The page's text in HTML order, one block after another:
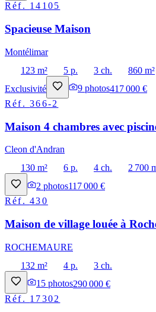
Réf. 14105
Spacieuse Maison
Montélimar
123 m²
5 p. 3 ch.
860 m²
Exclusivité
9 photos417 000 €
Réf.366-2
Maison 4 chambres avec
Cleon d'Andran
130 m²
6 p. 4 ch.
2 700
2 photos117 000 €
Réf.430
Maison de village louée à
ROCHEMAURE
132 m²
4 p.
3 ch.
15 photos290 000 €
Réf. 17302